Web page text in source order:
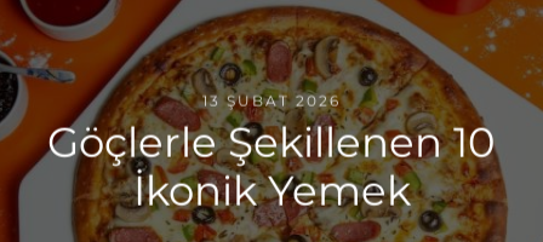
13 ŞUBAT 2026
Göçlerle Şekillenen 10
İkonik Yemek